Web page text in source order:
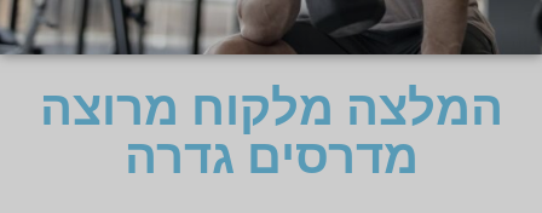
המלצה מלקוח מרוצה
מדרסים גדרה